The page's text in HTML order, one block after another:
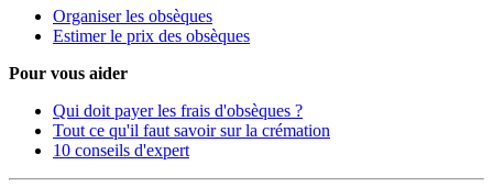
Organiser les obsèques
Estimer le prix des obsèques
Pour vous aider
Qui doit payer les frais d'obsèques ?
Tout ce qu'il faut savoir sur la crémation
10 conseils d'expert